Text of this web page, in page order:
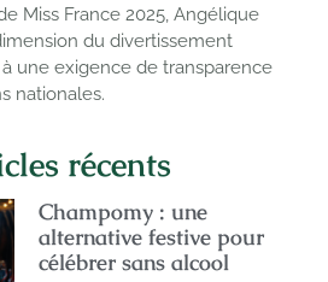
Miss France 2025, Angélique
du divertissement
une exigence de transparence
nationales.
récents
Champomy : une
alternative festive pour
célébrer sans alcool